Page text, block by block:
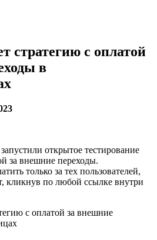
стратегию с оплатой
в
открытое тестирование
за внешние переходы.
только за тех пользователей,
кликнув по любой ссылке внутри